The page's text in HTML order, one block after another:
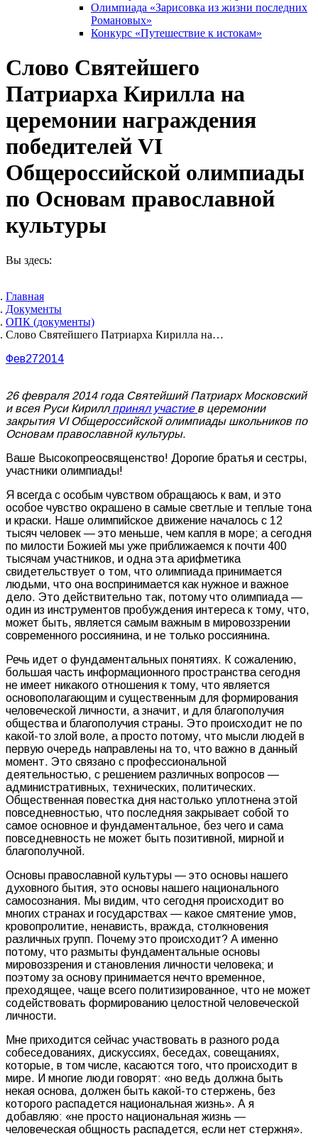
Олимпиада «Зарисовка из жизни последних
Романовых»
Конкурс «Путешествие к истокам»
Слово Святейшего
Патриарха Кирилла на
церемонии награждения
победителей VI
Общероссийской олимпиады
по Основам православной
культуры
Вы здесь:
Главная
Документы
ОПК (документы)
Слово Святейшего Патриарха Кирилла на…
Фев272014
26 февраля 2014 года Святейший Патриарх Московский
и всея Руси Кириллпринял участие в церемонии
закрытия VI Общероссийской олимпиады школьников по
Основам православной культуры.
Ваше Высокопреосвященство! Дорогие братья и сестры,
участники олимпиады!
Я всегда с особым чувством обращаюсь к вам, и это
особое чувство окрашено в самые светлые и теплые тона
и краски. Наше олимпийское движение началось с 12
тысяч человек — это меньше, чем капля в море; а сегодня
по милости Божией мы уже приближаемся к почти 400
тысячам участников, и одна эта арифметика
свидетельствует о том, что олимпиада принимается
людьми, что она воспринимается как нужное и важное
дело. Это действительно так, потому что олимпиада —
один из инструментов пробуждения интереса к тому, что,
может быть, является самым важным в мировоззрении
современного россиянина, и не только россиянина.
Речь идет о фундаментальных понятиях. К сожалению,
большая часть информационного пространства сегодня
не имеет никакого отношения к тому, что является
основополагающим и существенным для формирования
человеческой личности, а значит, и для благополучия
общества и благополучия страны. Это происходит не по
какой-то злой воле, а просто потому, что мысли людей в
первую очередь направлены на то, что важно в данный
момент. Это связано с профессиональной
деятельностью, с решением различных вопросов —
административных, технических, политических.
Общественная повестка дня настолько уплотнена этой
повседневностью, что последняя закрывает собой то
самое основное и фундаментальное, без чего и сама
повседневность не может быть позитивной, мирной и
благополучной.
Основы православной культуры — это основы нашего
духовного бытия, это основы нашего национального
самосознания. Мы видим, что сегодня происходит во
многих странах и государствах — какое смятение умов,
кровопролитие, ненависть, вражда, столкновения
различных групп. Почему это происходит? А именно
потому, что размыты фундаментальные основы
мировоззрения и становления личности человека; и
поэтому за основу принимается нечто временное,
преходящее, чаще всего политизированное, что не может
содействовать формированию целостной человеческой
личности.
Мне приходится сейчас участвовать в разного рода
собеседованиях, дискуссиях, беседах, совещаниях,
которые, в том числе, касаются того, что происходит в
мире. И многие люди говорят: «но ведь должна быть
некая основа, должен быть какой-то стержень, без
которого распадется национальная жизнь». А я
добавляю: «не просто национальная жизнь —
человеческая общность распадется, если нет стержня».